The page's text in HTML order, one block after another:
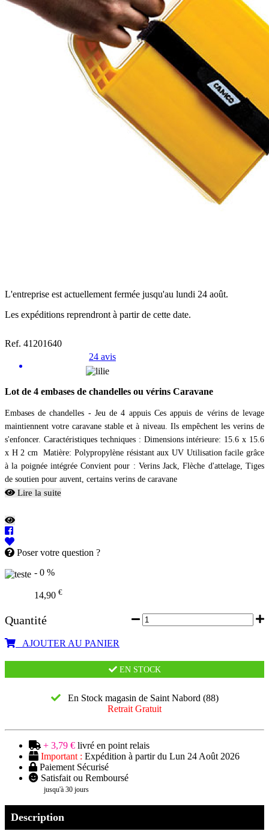
L'entreprise est actuellement fermée jusqu'au lundi 24 août.
Les expéditions reprendront à partir de cette date.
Ref. 41201640
24 avis
Lot de 4 embases de chandelles ou vérins Caravane
Embases de chandelles - Jeu de 4 appuis Ces appuis de vérins de levage
maintiennent votre caravane stable et à niveau. Ils empêchent les verins de
s'enfoncer. Caractéristiques techniques : Dimensions intérieure: 15.6 x 15.6
x H 2 cm Matière: Polypropylène résistant aux UV Utilisation facile grâce
à la poignée intégrée Convient pour : Verins Jack, Flèche d'attelage, Tiges
de soutien pour auvent, certains verins de caravane
Lire la suite
Poser votre question ?
- 0 %
14,90 €
Quantité
AJOUTER AU PANIER
EN STOCK
En Stock magasin de Saint Nabord (88)
Retrait Gratuit
+ 3,79 € livré en point relais
Important : Expédition à partir du Lun 24 Août 2026
Paiement Sécurisé
Satisfait ou Remboursé
jusqu'à 30 jours
Description